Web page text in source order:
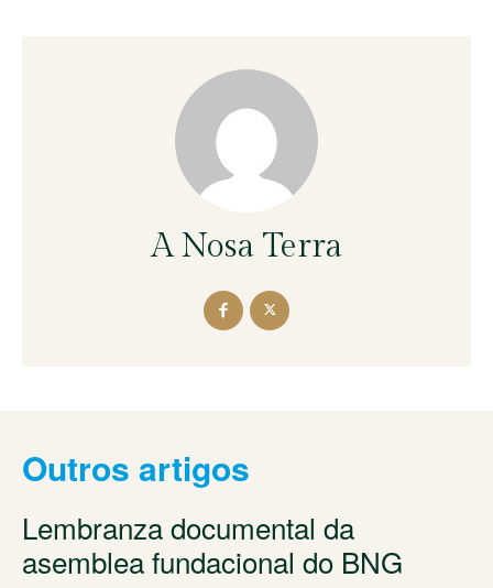
A Nosa Terra
Outros artigos
Lembranza documental da
asemblea fundacional do BNG